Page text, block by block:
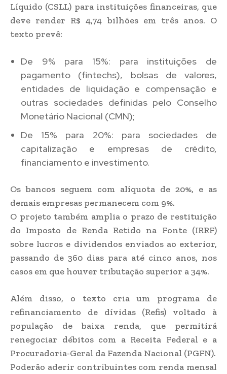
Líquido (CSLL) para instituições financeiras, que
deve render R$ 4,74 bilhões em três anos. O
texto prevê:
De 9% para 15%: para instituições de
pagamento (fintechs), bolsas de valores,
entidades de liquidação e compensação e
outras sociedades definidas pelo Conselho
Monetário Nacional (CMN);
De 15% para 20%: para sociedades de
capitalização e empresas de crédito,
financiamento e investimento.
Os bancos seguem com alíquota de 20%, e as
demais empresas permanecem com 9%.
O projeto também amplia o prazo de restituição
do Imposto de Renda Retido na Fonte (IRRF)
sobre lucros e dividendos enviados ao exterior,
passando de 360 dias para até cinco anos, nos
casos em que houver tributação superior a 34%.
Além disso, o texto cria um programa de
refinanciamento de dívidas (Refis) voltado à
população de baixa renda, que permitirá
renegociar débitos com a Receita Federal e a
Procuradoria-Geral da Fazenda Nacional (PGFN).
Poderão aderir contribuintes com renda mensal